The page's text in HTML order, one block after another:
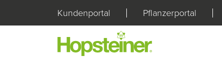
Kundenportal Pflanzerportal